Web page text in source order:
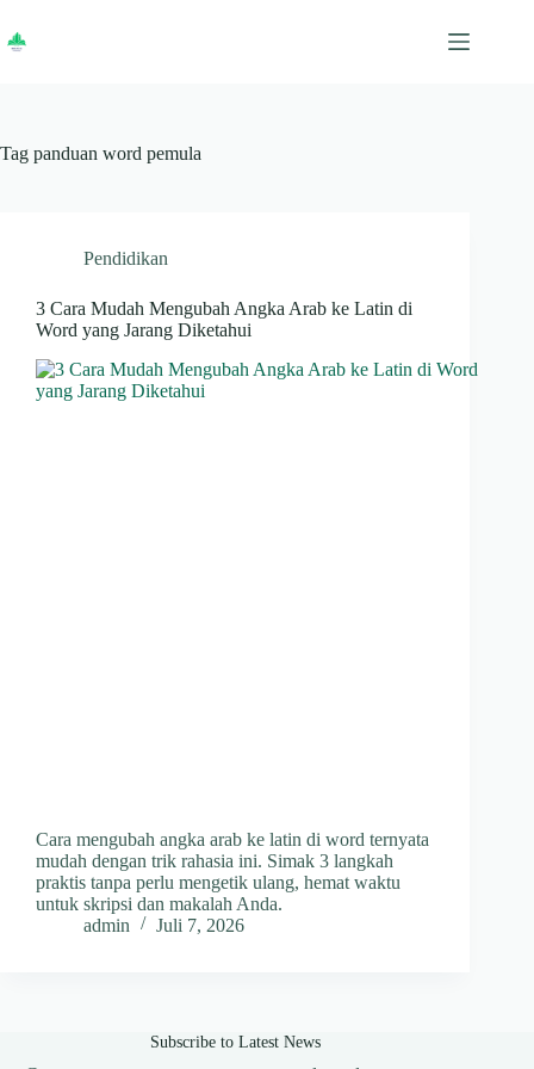
content
Tag panduan word pemula
Pendidikan
3 Cara Mudah Mengubah Angka Arab ke Latin di
Word yang Jarang Diketahui
Cara mengubah angka arab ke latin di word ternyata
mudah dengan trik rahasia ini. Simak 3 langkah
praktis tanpa perlu mengetik ulang, hemat waktu
untuk skripsi dan makalah Anda.
admin
Juli 7, 2026
Subscribe to Latest News